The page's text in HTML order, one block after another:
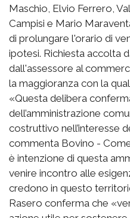
Maschio, Elvio Ferrero,
Campisi e Mario
di prolungare l'orario di
ipotesi. Richiesta accolta
dall'assessore al
la maggioranza con la
«Questa delibera
dell’amministrazione
costruttivo nell’interesse
commenta Bovino -
è intenzione di questa
venire incontro alle
credono in questo
Rasero conferma che